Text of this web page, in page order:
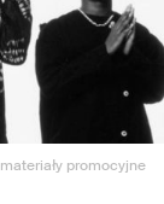
materiały promocyjne